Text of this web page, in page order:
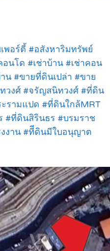
พอร์ตี้ #อสังหาริมทรัพย์
นโด #เช่าบ้าน #เช่าคอน
น #ขายที่ดินเปล่า #ขาย
วงศ์ #จรัญสนิทวงศ์ #ที่ดิน
รามแปด #ที่ดินใกล้MRT
#ที่ดินสิรินธร #บรมราช
งาน #ทีีดินมีใบอนุญาต